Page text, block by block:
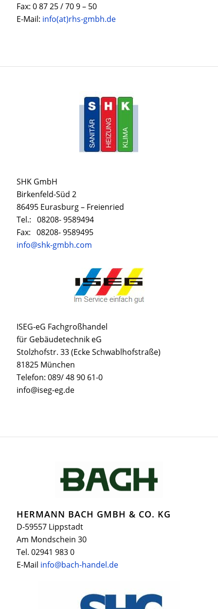
Fax: 0 87 25 / 70 9 – 50
E-Mail: info(at)rhs‐gmbh.de
SHK GmbH
Birkenfeld-Süd 2
86495 Eurasburg – Freienried
Tel.: 08208- 9589494
Fax: 08208- 9589495
info@shk-gmbh.com
ISEG-eG Fachgroßhandel
für Gebäudetechnik eG
Stolzhofstr. 33 (Ecke Schwablhofstraße)
81825 München
Telefon: 089/ 48 90 61-0
info@iseg-eg.de
HERMANN BACH GMBH & CO. KG
D-59557 Lippstadt
Am Mondschein 30
Tel. 02941 983 0
E-Mail info@bach-handel.de